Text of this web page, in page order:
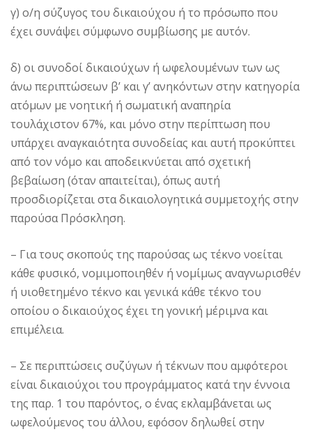
γ) ο/η σύζυγος του δικαιούχου ή το πρόσωπο που
έχει συνάψει σύμφωνο συμβίωσης με αυτόν.
δ) οι συνοδοί δικαιούχων ή ωφελουμένων των ως
άνω περιπτώσεων β’ και γ’ ανηκόντων στην κατηγορία
ατόμων με νοητική ή σωματική αναπηρία
τουλάχιστον 67%, και μόνο στην περίπτωση που
υπάρχει αναγκαιότητα συνοδείας και αυτή προκύπτει
από τον νόμο και αποδεικνύεται από σχετική
βεβαίωση (όταν απαιτείται), όπως αυτή
προσδιορίζεται στα δικαιολογητικά συμμετοχής στην
παρούσα Πρόσκληση.
– Για τους σκοπούς της παρούσας ως τέκνο νοείται
κάθε φυσικό, νομιμοποιηθέν ή νομίμως αναγνωρισθέν
ή υιοθετημένο τέκνο και γενικά κάθε τέκνο του
οποίου ο δικαιούχος έχει τη γονική μέριμνα και
επιμέλεια.
– Σε περιπτώσεις συζύγων ή τέκνων που αμφότεροι
είναι δικαιούχοι του προγράμματος κατά την έννοια
της παρ. 1 του παρόντος, ο ένας εκλαμβάνεται ως
ωφελούμενος του άλλου, εφόσον δηλωθεί στην